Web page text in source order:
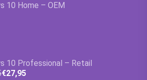
10 Home – OEM
10 Professional – Retail
€27,95